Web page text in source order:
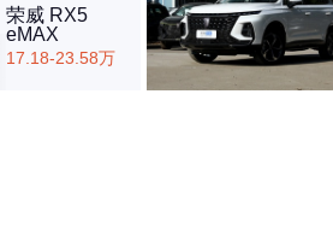
荣威 RX5
eMAX
17.18-23.58万